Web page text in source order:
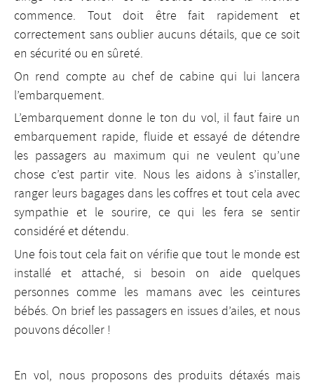
commence. Tout doit être fait rapidement et
correctement sans oublier aucuns détails, que ce soit
en sécurité ou en sûreté.
On rend compte au chef de cabine qui lui lancera
l’embarquement.
L’embarquement donne le ton du vol, il faut faire un
embarquement rapide, fluide et essayé de détendre
les passagers au maximum qui ne veulent qu’une
chose c’est partir vite. Nous les aidons à s’installer,
ranger leurs bagages dans les coffres et tout cela avec
sympathie et le sourire, ce qui les fera se sentir
considéré et détendu.
Une fois tout cela fait on vérifie que tout le monde est
installé et attaché, si besoin on aide quelques
personnes comme les mamans avec les ceintures
bébés. On brief les passagers en issues d’ailes, et nous
pouvons décoller !
En vol, nous proposons des produits détaxés mais